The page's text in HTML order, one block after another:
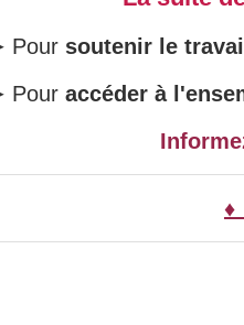
Pour soutenir le
Pour accéder à
♦